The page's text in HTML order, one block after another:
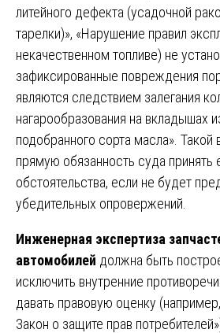
литейного дефекта (усадочной
тарелки)», «Нарушение правил
некачественном топливе) не
зафиксированные повреждения
являются следствием залегания
нагарообразования на вкладышах
подобранного сорта масла».
прямую обязанность суда принять
обстоятельства, если не будет
убедительных опровержений.
Инженерная экспертиза
автомобилей должна быть
исключить внутренние
давать правовую оценку
Закон о защите прав